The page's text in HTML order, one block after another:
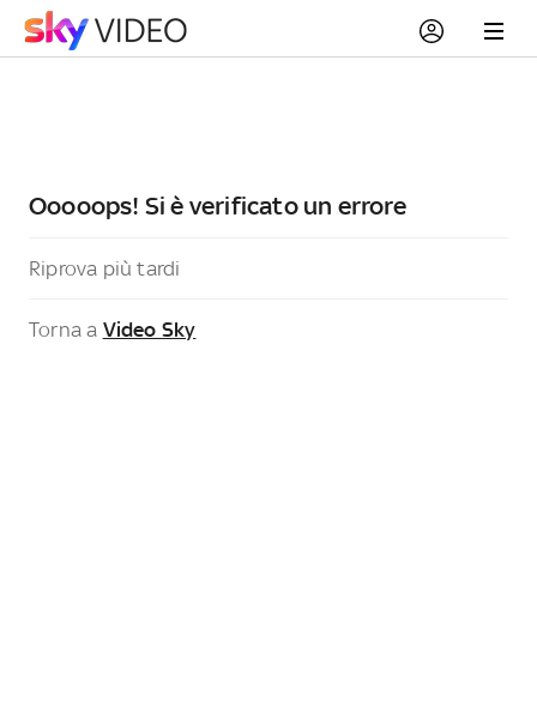
Ooooops! Si è verificato un errore
Riprova più tardi
Torna a Video Sky